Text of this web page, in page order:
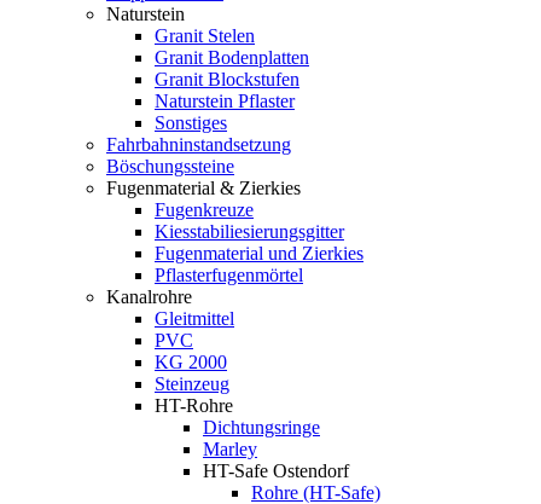
Naturstein
Granit Stelen
Granit Bodenplatten
Granit Blockstufen
Naturstein Pflaster
Sonstiges
Fahrbahninstandsetzung
Böschungssteine
Fugenmaterial & Zierkies
Fugenkreuze
Kiesstabiliesierungsgitter
Fugenmaterial und Zierkies
Pflasterfugenmörtel
Kanalrohre
Gleitmittel
PVC
KG 2000
Steinzeug
HT-Rohre
Dichtungsringe
Marley
HT-Safe Ostendorf
Rohre (HT-Safe)